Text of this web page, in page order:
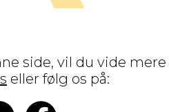
side, vil du vide mere
eller følg os på: